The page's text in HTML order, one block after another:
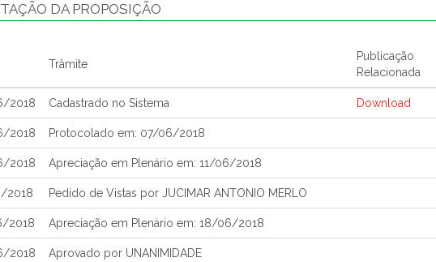
DA PROPOSIÇÃO
Trâmite
Publicação
Relacionada
2018 Cadastrado no Sistema Download
2018 Protocolado em: 07/06/2018
2018 Apreciação em Plenário em: 11/06/2018
2018 Pedido de Vistas por JUCIMAR ANTONIO MERLO
2018 Apreciação em Plenário em: 18/06/2018
2018 Aprovado por UNANIMIDADE